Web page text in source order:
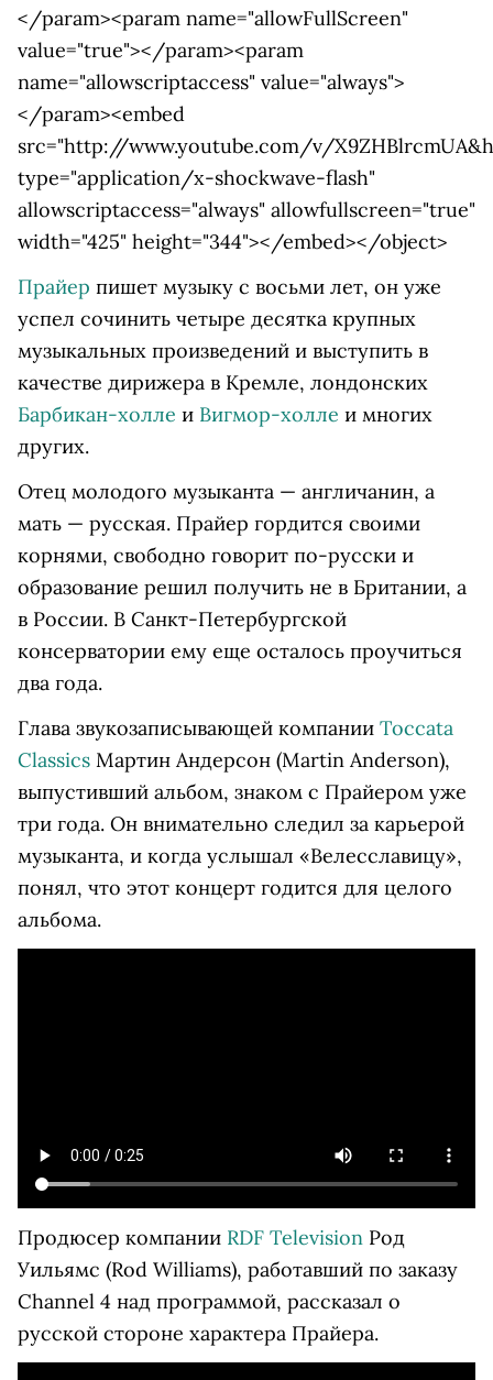
</param><param name="allowFullScreen"
value="true"></param><param
name="allowscriptaccess" value="always">
</param><embed
src="http://www.youtube.com/v/
type="application/x-shockwave-flash"
allowscriptaccess="always" allowfullscreen="true"
width="425" height="344"></embed></object>
Прайер пишет музыку с восьми лет, он уже
успел сочинить четыре десятка крупных
музыкальных произведений и выступить в
качестве дирижера в Кремле, лондонских
Барбикан-холле и Вигмор-холле и многих
других.
Отец молодого музыканта — англичанин, а
мать — русская. Прайер гордится своими
корнями, свободно говорит по-русски и
образование решил получить не в Британии, а
в России. В Санкт-Петербургской
консерватории ему еще осталось проучиться
два года.
Глава звукозаписывающей компании Toccata
Classics Мартин Андерсон (Martin Anderson),
выпустивший альбом, знаком с Прайером уже
три года. Он внимательно следил за карьерой
музыканта, и когда услышал «Велесславицу»,
понял, что этот концерт годится для целого
альбома.
Продюсер компании RDF Television Род
Уильямс (Rod Williams), работавший по заказу
Channel 4 над программой, рассказал о
русской стороне характера Прайера.